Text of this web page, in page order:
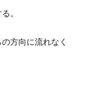
。
方向に流れなく